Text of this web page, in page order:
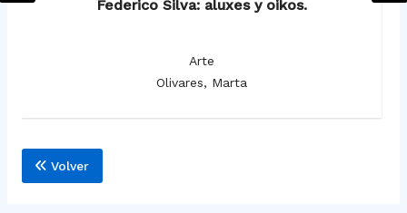
Federico Silva: aluxes y oikos.
Arte
Olivares, Marta
Volver